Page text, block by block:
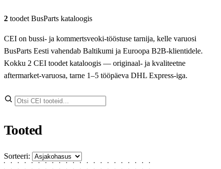
2 toodet BusParts kataloogis
CEI on bussi- ja kommertsveoki-tööstuse tarnija, kelle varuosi
BusParts Eesti vahendab Baltikumi ja Euroopa B2B-klientidele.
Kokku 2 CEI toodet kataloogis — originaal- ja kvaliteetne
aftermarket-varuosa, tarne 1–5 tööpäeva DHL Express-iga.
Tooted
Sorteeri: